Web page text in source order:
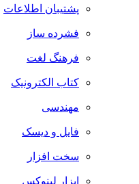
پشتیبان اطلاعات
فشرده ساز
فرهنگ لغت
کتاب الکترونیک
مهندسی
فایل و دیسک
سخت افزار
ابزار لینوکس